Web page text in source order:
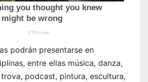
podrán presentarse en
entre ellas música, danza,
podcast, pintura, escultura,